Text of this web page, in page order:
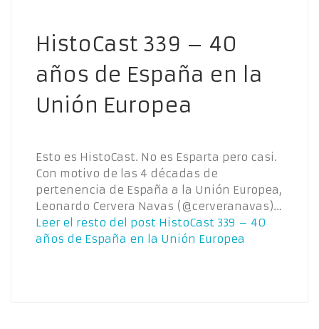
HistoCast 339 – 40
años de España en la
Unión Europea
Esto es HistoCast. No es Esparta pero casi.
Con motivo de las 4 décadas de
pertenencia de España a la Unión Europea,
Leonardo Cervera Navas (@cerveranavas)…
Leer el resto del post HistoCast 339 – 40
años de España en la Unión Europea